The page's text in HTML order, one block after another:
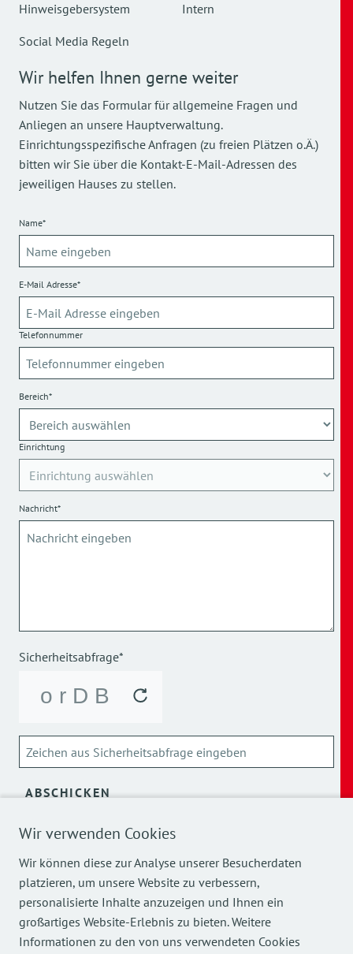
Wir verwenden Cookies
Wir können diese zur Analyse unserer Besucherdaten
platzieren, um unsere Website zu verbessern,
personalisierte Inhalte anzuzeigen und Ihnen ein
großartiges Website-Erlebnis zu bieten. Weitere
Informationen zu den von uns verwendeten Cookies
Hinweisgebersystem
Social Media Regeln
Intern
Wir helfen Ihnen gerne weiter
Nutzen Sie das Formular für allgemeine Fragen und
Anliegen an unsere Hauptverwaltung.
Einrichtungsspezifische Anfragen (zu freien Plätzen o.Ä.)
bitten wir Sie über die Kontakt-E-Mail-Adressen des
jeweiligen Hauses zu stellen.
Name*
E-Mail Adresse*
Telefonnummer
Bereich*
Einrichtung
Nachricht*
Sicherheitsabfrage*
ABSCHICKEN
Über die Verarbeitung meiner personenbezogenen Daten